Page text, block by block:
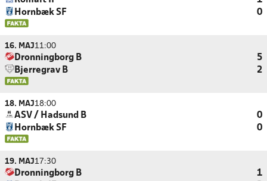
Hornbæk SF
0
16. MAJ11:00
Dronningborg B
5
Bjerregrav B
2
18. MAJ18:00
ASV / Hadsund B
0
Hornbæk SF
0
19. MAJ17:30
Dronningborg B
1